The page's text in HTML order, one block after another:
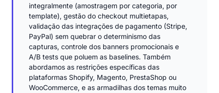
integralmente (amostragem por categoria, por
template), gestão do checkout multietapas,
validação das integrações de pagamento (Stripe,
PayPal) sem quebrar o determinismo das
capturas, controle dos banners promocionais e
A/B tests que poluem as baselines. Também
abordamos as restrições específicas das
plataformas Shopify, Magento, PrestaShop ou
WooCommerce, e as armadilhas dos temas muito